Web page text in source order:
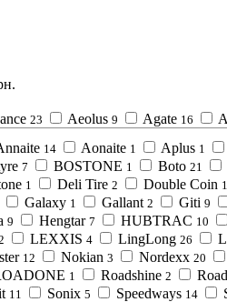
23 Aeolus 9 Agate 16
14 Aonaite 1 Aplus 1
7 BOSTONE 1 Boto 21
1 Deli Tire 2 Double Coin
Galaxy 1 Gallant 2 Giti 9
9 Hengtar 7 HUBTRAC 10
LEXXIS 4 LingLong 26
12 Nokian 3 Nordexx 20
1 Roadshine 2
11 Sonix 5 Speedways 14